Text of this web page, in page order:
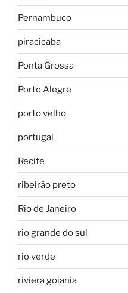
Pernambuco
piracicaba
Ponta Grossa
Porto Alegre
porto velho
portugal
Recife
ribeirão preto
Rio de Janeiro
rio grande do sul
rio verde
riviera goiania